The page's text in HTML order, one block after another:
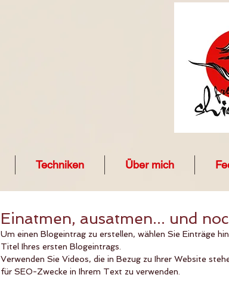
Techniken Über mich
Einatmen, ausatmen... und
Um einen Blogeintrag zu erstellen, wählen Sie Einträge
Titel Ihres ersten Blogeintrags.
Verwenden Sie Videos, die in Bezug zu Ihrer Website
für SEO-Zwecke in Ihrem Text zu verwenden.